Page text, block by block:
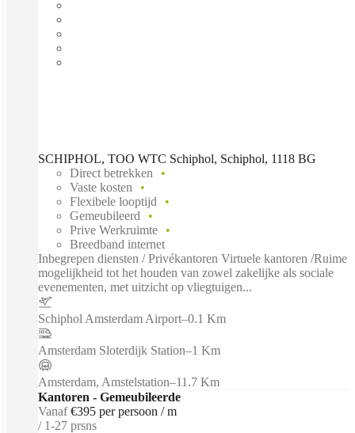
SCHIPHOL, TOO WTC Schiphol, Schiphol, 1118 BG
Direct betrekken
Vaste kosten
Flexibele looptijd
Gemeubileerd
Prive Werkruimte
Breedband internet
Inbegrepen diensten / Privékantoren Virtuele kantoren /Ruime
mogelijkheid tot het houden van zowel zakelijke als sociale
evenementen, met uitzicht op vliegtuigen...
Schiphol Amsterdam Airport–0.1 Km
Amsterdam Sloterdijk Station–1 Km
Amsterdam, Amstelstation–11.7 Km
Kantoren - Gemeubileerde
Vanaf €395 per persoon / m
1-27 prsns